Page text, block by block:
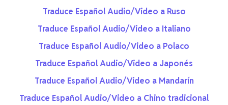
Traduce Español Audio/Video a Ruso
Traduce Español Audio/Video a Italiano
Traduce Español Audio/Video a Polaco
Traduce Español Audio/Video a Japonés
Traduce Español Audio/Video a Mandarín
Traduce Español Audio/Video a Chino tradicional